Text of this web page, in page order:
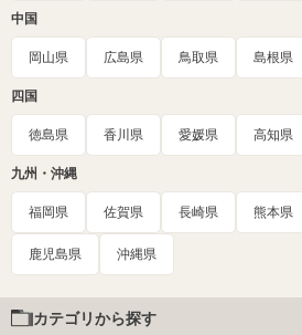
中国
岡山県 広島県 鳥取県 島根県
四国
徳島県 香川県 愛媛県 高知県
九州・沖縄
福岡県 佐賀県 長崎県 熊本県
鹿児島県 沖縄県
カテゴリから探す